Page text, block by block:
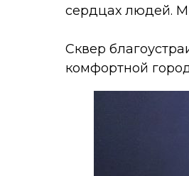
сердцах людей.
Сквер
комфортной